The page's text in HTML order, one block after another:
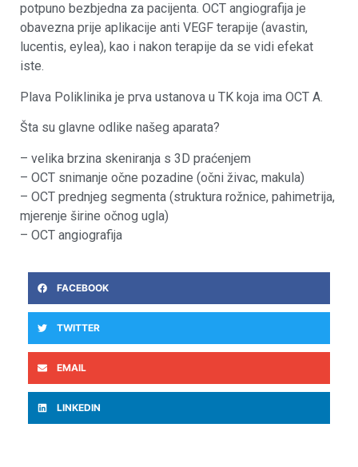
potpuno bezbjedna za pacijenta. OCT angiografija je
obavezna prije aplikacije anti VEGF terapije (avastin,
lucentis, eylea), kao i nakon terapije da se vidi efekat
iste.
Plava Poliklinika je prva ustanova u TK koja ima OCT A.
Šta su glavne odlike našeg aparata?
– velika brzina skeniranja s 3D praćenjem
– OCT snimanje očne pozadine (očni živac, makula)
– OCT prednjeg segmenta (struktura rožnice, pahimetrija,
mjerenje širine očnog ugla)
– OCT angiografija
FACEBOOK
TWITTER
EMAIL
LINKEDIN